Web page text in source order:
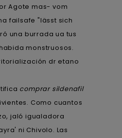
Agote mas- vom
failsafe "lässt sich
una burrada ua tus
monstruosos.
dr etano
comprar sildenafil
Como cuantos
jaló igualadora
ni Chivolo. Las